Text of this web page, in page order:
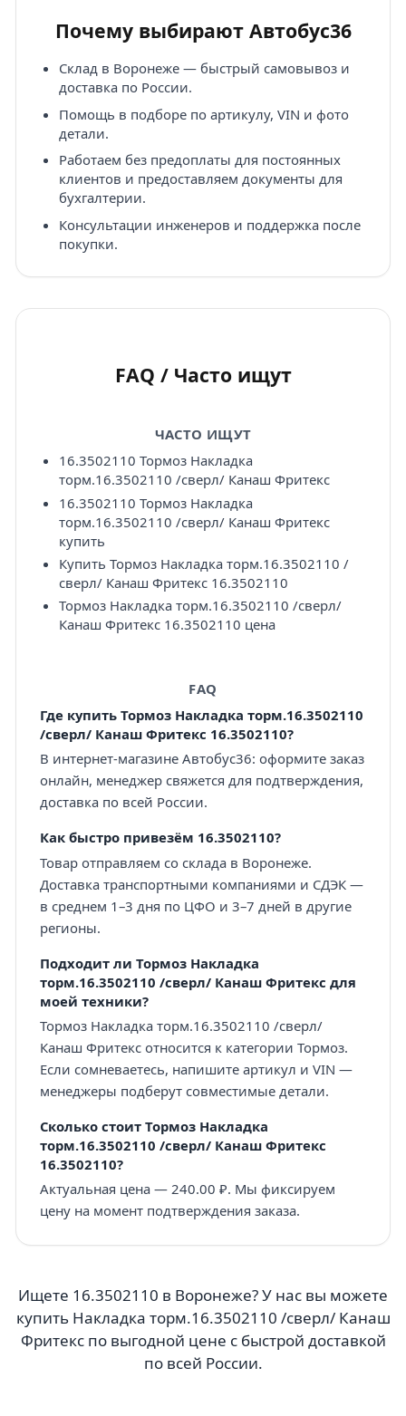
Почему выбирают Автобус36
Склад в Воронеже — быстрый самовывоз и
доставка по России.
Помощь в подборе по артикулу, VIN и фото
детали.
Работаем без предоплаты для постоянных
клиентов и предоставляем документы для
бухгалтерии.
Консультации инженеров и поддержка после
покупки.
FAQ / Часто ищут
ЧАСТО ИЩУТ
16.3502110 Тормоз Накладка
торм.16.3502110 /сверл/ Канаш Фритекс
16.3502110 Тормоз Накладка
торм.16.3502110 /сверл/ Канаш Фритекс
купить
Купить Тормоз Накладка торм.16.3502110 /
сверл/ Канаш Фритекс 16.3502110
Тормоз Накладка торм.16.3502110 /сверл/
Канаш Фритекс 16.3502110 цена
FAQ
Где купить Тормоз Накладка торм.16.3502110
/сверл/ Канаш Фритекс 16.3502110?
В интернет-магазине Автобус36: оформите заказ
онлайн, менеджер свяжется для подтверждения,
доставка по всей России.
Как быстро привезём 16.3502110?
Товар отправляем со склада в Воронеже.
Доставка транспортными компаниями и СДЭК —
в среднем 1–3 дня по ЦФО и 3–7 дней в другие
регионы.
Подходит ли Тормоз Накладка
торм.16.3502110 /сверл/ Канаш Фритекс для
моей техники?
Тормоз Накладка торм.16.3502110 /сверл/
Канаш Фритекс относится к категории Тормоз.
Если сомневаетесь, напишите артикул и VIN —
менеджеры подберут совместимые детали.
Сколько стоит Тормоз Накладка
торм.16.3502110 /сверл/ Канаш Фритекс
16.3502110?
Актуальная цена — 240.00 ₽. Мы фиксируем
цену на момент подтверждения заказа.
Ищете 16.3502110 в Воронеже? У нас вы можете
купить Накладка торм.16.3502110 /сверл/ Канаш
Фритекс по выгодной цене с быстрой доставкой
по всей России.